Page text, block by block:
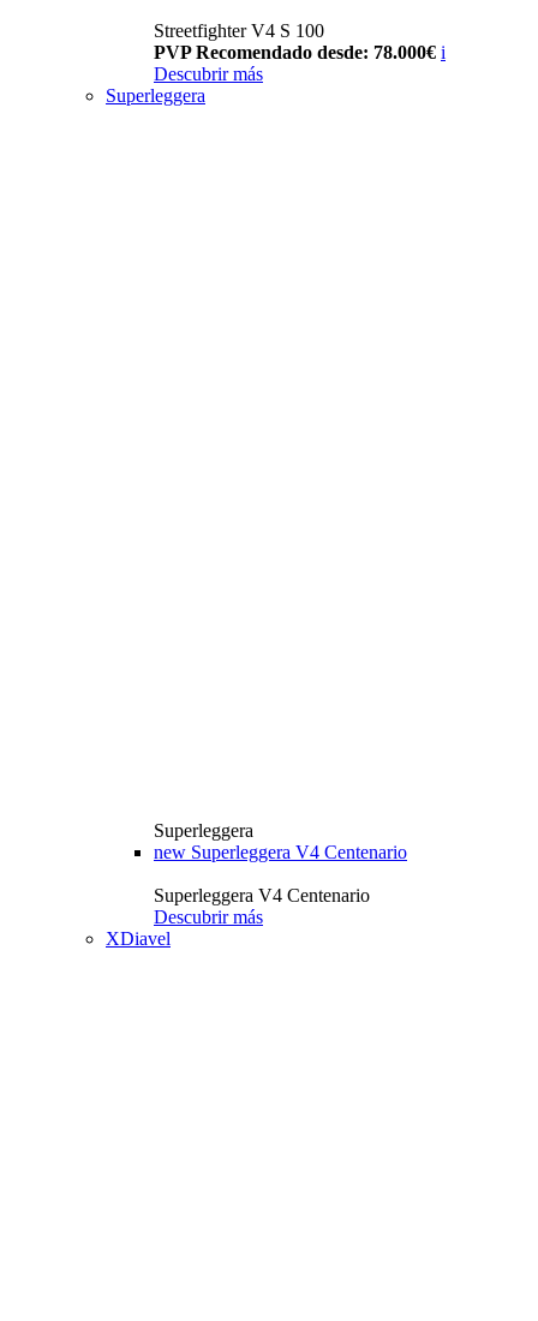
Streetfighter V4 S 100
PVP Recomendado desde: 78.000€ i
Descubrir más
Superleggera
Superleggera
new Superleggera V4 Centenario
Superleggera V4 Centenario
Descubrir más
XDiavel